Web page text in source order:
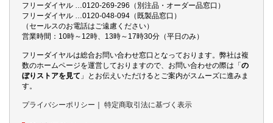
フリーダイヤル …0120-269-296（別注品・オーダー品窓口）
フリーダイヤル …0120-048-094（既製品窓口）
（セールスのお電話はご遠慮ください）
営業時間：10時～12時、13時～17時30分（平日のみ）
フリーダイヤルは総合お問い合わせ窓口となっております。弊社は複
数のホームページを運営しておりますので、お問い合わせの際は「の
ぼりストアを見て 」とお伝えいただけるとご案内がスムーズに進みま
す。
プライバシーポリシー ｜ 特定商取引法に基づく表示